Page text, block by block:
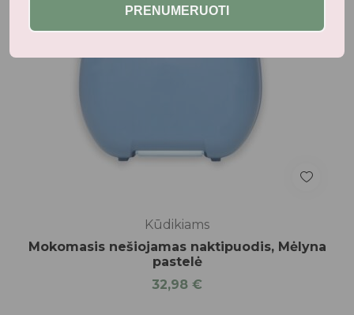
Kūdikiams
Mokomasis nešiojamas naktipuodis, Mėlyna
pastelė
32,98 €
PRENUMERUOTI